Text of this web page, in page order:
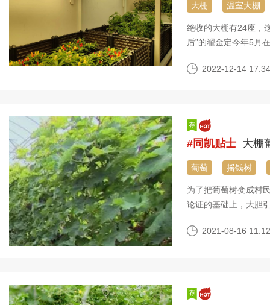
大棚 温室大棚
绝收的大棚有24座，
后”的翟金定今年5月
2022-12-14
#同凯贴士 大棚
葡萄 摇钱树
为了把葡萄树变成村
论证的基础上，大胆
2021-08-16